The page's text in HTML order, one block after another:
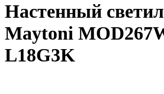
Настенный
Maytoni
L18G3K